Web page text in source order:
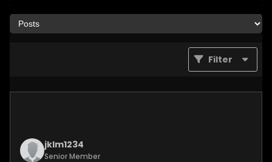
Filter
jklm1234
Senior Member